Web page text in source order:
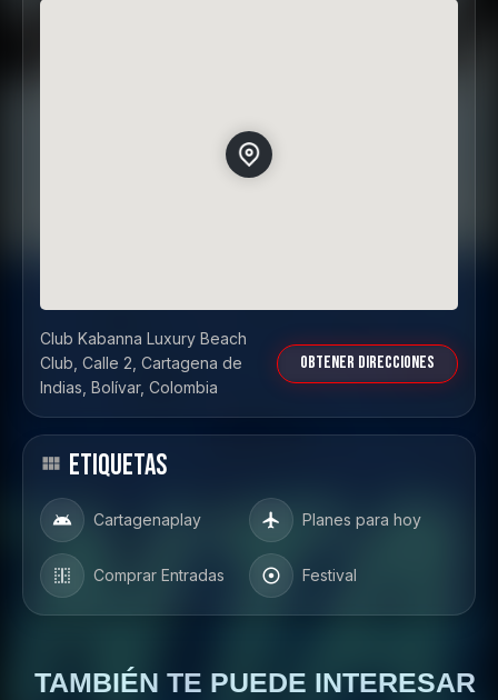
Club Kabanna Luxury Beach
Club, Calle 2, Cartagena de
Indias, Bolívar, Colombia
Obtener direcciones
ETIQUETAS
Cartagenaplay Planes para hoy
Comprar Entradas Festival
TAMBIÉN TE PUEDE INTERESAR